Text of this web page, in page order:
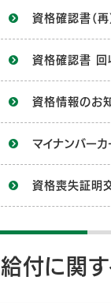
資格確認書（
資格確認書 回
資格情報のお
マイナンバー
資格喪失証明
給付に関